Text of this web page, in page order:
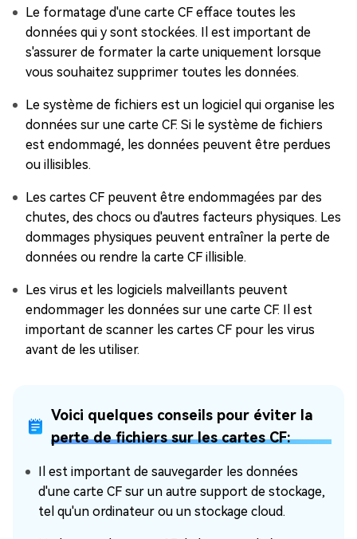
Le formatage d'une carte CF efface toutes les
données qui y sont stockées. Il est important de
s'assurer de formater la carte uniquement lorsque
vous souhaitez supprimer toutes les données.
Le système de fichiers est un logiciel qui organise les
données sur une carte CF. Si le système de fichiers
est endommagé, les données peuvent être perdues
ou illisibles.
Les cartes CF peuvent être endommagées par des
chutes, des chocs ou d'autres facteurs physiques. Les
dommages physiques peuvent entraîner la perte de
données ou rendre la carte CF illisible.
Les virus et les logiciels malveillants peuvent
endommager les données sur une carte CF. Il est
important de scanner les cartes CF pour les virus
avant de les utiliser.
Voici quelques conseils pour éviter la
perte de fichiers sur les cartes CF:
Il est important de sauvegarder les données
d'une carte CF sur un autre support de stockage,
tel qu'un ordinateur ou un stockage cloud.